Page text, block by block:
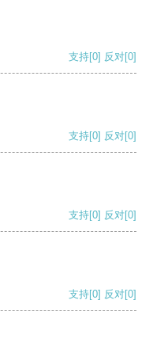
支持[0] 反对[0]
支持[0] 反对[0]
支持[0] 反对[0]
支持[0] 反对[0]